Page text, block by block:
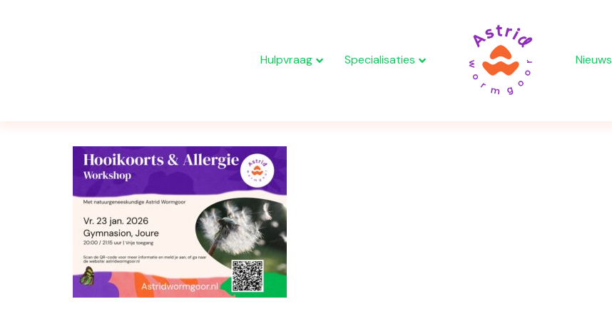
Hulpvraag Specialisaties Nieuws